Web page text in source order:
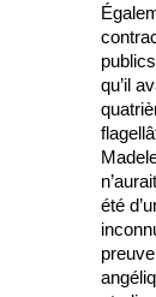
qu’il
été